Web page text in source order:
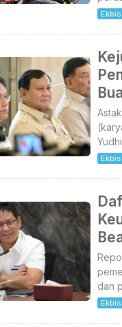
Ekbis
Ekbis
dan
Ekbis